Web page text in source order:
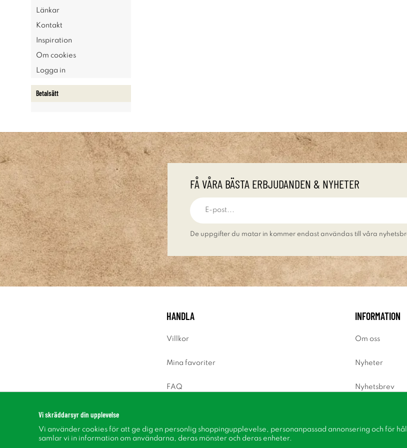
Länkar
Kontakt
Inspiration
Om cookies
Logga in
Betalsätt
FÅ VÅRA BÄSTA ERBJUDANDEN & NYHETER
De uppgifter du matar in kommer endast användas till våra
HANDLA
Villkor
Mina favoriter
FAQ
INFORMATION
Om oss
Nyheter
Nyhetsbrev
Inspiration
Vi skräddarsyr din upplevelse
Vi använder cookies för att ge dig en personlig shoppingupplevelse, personanpassad annonsering och för
samlar vi in information om användarna, deras mönster och deras enheter.